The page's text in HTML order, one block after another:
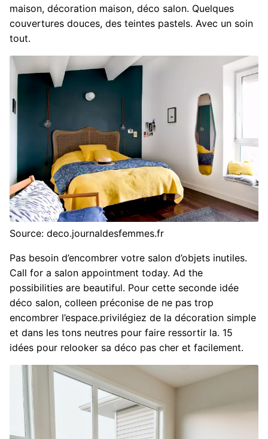
maison, décoration maison, déco salon. Quelques
couvertures douces, des teintes pastels. Avec un soin
tout.
Source: deco.journaldesfemmes.fr
Pas besoin d’encombrer votre salon d’objets inutiles.
Call for a salon appointment today. Ad the
possibilities are beautiful. Pour cette seconde idée
déco salon, colleen préconise de ne pas trop
encombrer l’espace.privilégiez de la décoration simple
et dans les tons neutres pour faire ressortir la. 15
idées pour relooker sa déco pas cher et facilement.